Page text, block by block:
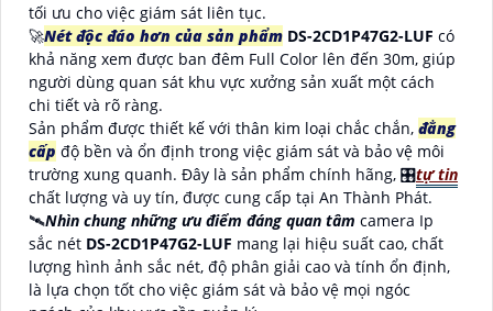
tối ưu cho việc giám sát liên tục.
🚀Nét độc đáo hơn của sản phẩm DS-2CD1P47G2-LUF có
khả năng xem được ban đêm Full Color lên đến 30m, giúp
người dùng quan sát khu vực xưởng sản xuất một cách
chi tiết và rõ ràng.
Sản phẩm được thiết kế với thân kim loại chắc chắn, đẳng
cấp độ bền và ổn định trong việc giám sát và bảo vệ môi
trường xung quanh. Đây là sản phẩm chính hãng, 🎛tự tin
chất lượng và uy tín, được cung cấp tại An Thành Phát.
🛰Nhìn chung những ưu điểm đáng quan tâm camera Ip
sắc nét DS-2CD1P47G2-LUF mang lại hiệu suất cao, chất
lượng hình ảnh sắc nét, độ phân giải cao và tính ổn định,
là lựa chọn tốt cho việc giám sát và bảo vệ mọi ngóc